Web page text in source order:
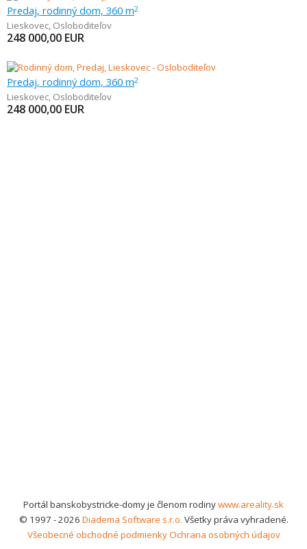
Predaj, rodinný dom, 360 m2
Lieskovec, Osloboditeľov
248 000,00 EUR
Predaj, rodinný dom, 360 m2
Lieskovec, Osloboditeľov
248 000,00 EUR
Portál banskobystricke-domy je členom rodinywww.areality.sk
© 1997 - 2026 Diadema Software s.r.o. Všetky práva vyhradené.
Všeobecné obchodné podmienkyOchrana osobných údajov